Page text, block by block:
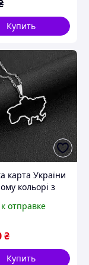
Купить
карта України
кольорі з
біжутерія
отправке
₴
Купить